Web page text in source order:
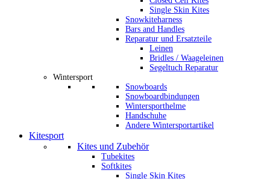
Single Skin Kites
Snowkiteharness
Bars and Handles
Reparatur und Ersatzteile
Leinen
Bridles / Waageleinen
Segeltuch Reparatur
Wintersport
Snowboards
Snowboardbindungen
Wintersporthelme
Handschuhe
Andere Wintersportartikel
Kitesport
Kites und Zubehör
Tubekites
Softkites
Single Skin Kites